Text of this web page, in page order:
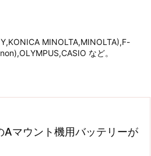
MINOLTA,MINOLTA),F-
など。
マウント機用バッテリーが